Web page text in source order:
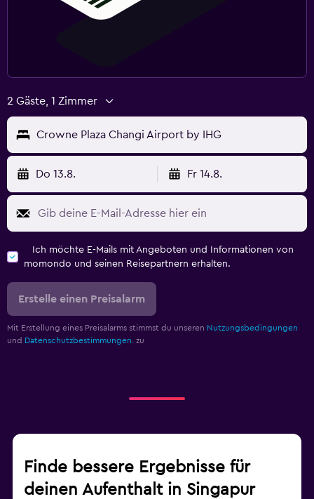
2 Gäste, 1 Zimmer
Crowne Plaza Changi Airport by IHG
Do 13.8. Fr 14.8.
Ich möchte E-Mails mit Angeboten und Informationen von
momondo und seinen Reisepartnern erhalten.
Erstelle einen Preisalarm
Mit Erstellung eines Preisalarms stimmst du unseren Nutzungsbedingungen
und Datenschutzbestimmungen. zu
Finde bessere Ergebnisse für
deinen Aufenthalt in Singapur